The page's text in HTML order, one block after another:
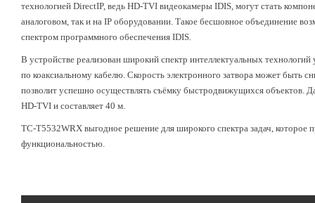
технологией DirectIP, ведь HD-TVI видеокамеры IDIS, могут стать
аналоговом, так и на IP оборудовании. Такое бесшовное объединение
спектром программного обеспечения IDIS.
В устройстве реализован широкий спектр интеллектуальных
по коаксиальному кабелю. Скорость электронного затвора может быть
позволит успешно осуществлять съёмку быстродвижущихся объектов.
HD-TVI и составляет 40 м.
TC-T5532WRX выгодное решение для широкого спектра задач, которое
функциональностью.